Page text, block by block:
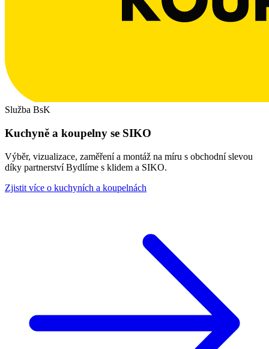
Služba BsK
Kuchyně a koupelny se SIKO
Výběr, vizualizace, zaměření a montáž na míru s obchodní slevou
díky partnerství Bydlíme s klidem a SIKO.
Zjistit více o kuchyních a koupelnách